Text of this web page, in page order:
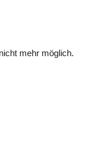
mehr möglich.